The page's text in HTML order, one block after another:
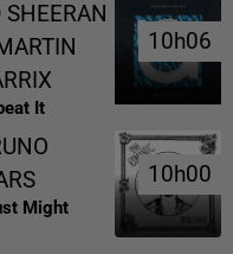
SHEERAN
It
10h06
10h06
Might
10h00
10h00